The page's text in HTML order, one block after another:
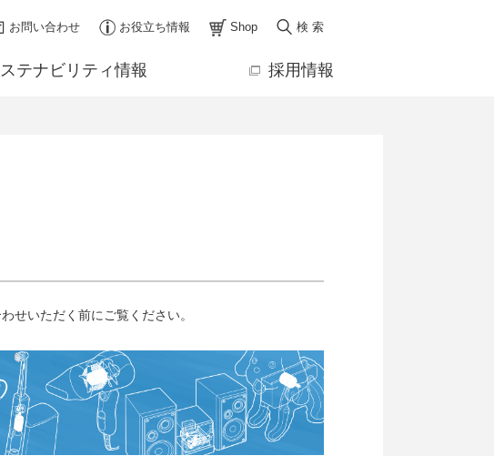
お問い合わせ お役立ち情報 Shop 検 索
テナビリティ情報 採用情報
せいただく前にご覧ください。